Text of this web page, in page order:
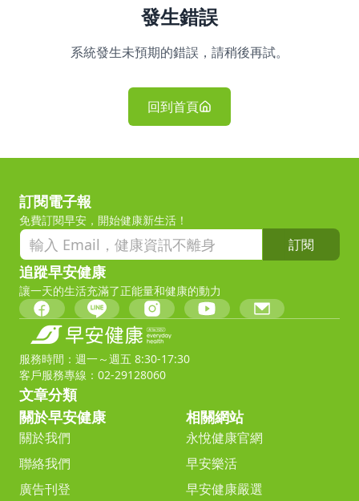
發生錯誤
系統發生未預期的錯誤，請稍後再試。
回到首頁
訂閱電子報
免費訂閱早安，開始健康新生活！
訂閱
追蹤早安健康
讓一天的生活充滿了正能量和健康的動力
服務時間：週一～週五 8:30-17:30
客戶服務專線：02-29128060
文章分類
關於早安健康
關於我們
聯絡我們
廣告刊登
相關網站
永悅健康官網
早安樂活
早安健康嚴選